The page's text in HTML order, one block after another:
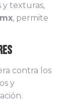
y texturas,
, permite
contra los
y